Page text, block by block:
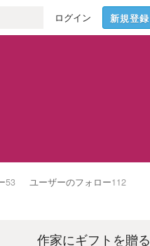
ログイン 新規登録
53 ユーザーのフォロー112
作家にギフトを贈る